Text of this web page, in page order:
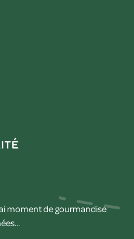
moment de gourmandise